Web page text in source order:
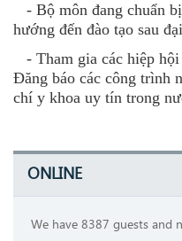
- Bộ môn đang chuẩn
hướng đến đào tạo sau
- Tham gia các hiệp
Đăng báo các công trình
chí y khoa uy tín trong
ONLINE
We have 8387 guests and